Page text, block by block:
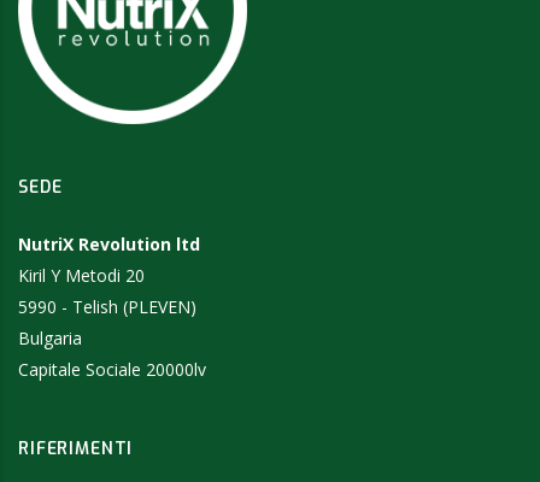
SEDE
NutriX Revolution ltd
Kiril Y Metodi 20
5990 - Telish (PLEVEN)
Bulgaria
Capitale Sociale 20000lv
RIFERIMENTI